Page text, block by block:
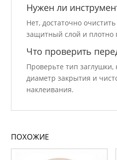
Нужен ли
Нет, достаточно
защитный слой и плотно
Что проверить
Проверьте тип заглушки,
диаметр закрытия и
наклеивания.
ПОХОЖИЕ